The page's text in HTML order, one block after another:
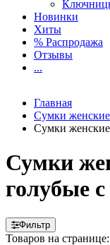
Новинки
Хиты
% Распродажа
Отзывы
...
Главная
Сумки женские
Сумки
Сумки
голубые
Фильтр
Товаров на странице: